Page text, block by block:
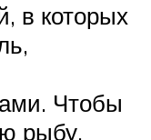
в которых
Чтобы
рыбу,